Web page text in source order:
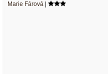
Marie Fárová